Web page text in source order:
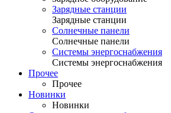
Зарядные станции
Зарядные станции
Солнечные панели
Солнечные панели
Системы энергоснабжения
Системы энергоснабжения
Прочее
Прочее
Новинки
Новинки